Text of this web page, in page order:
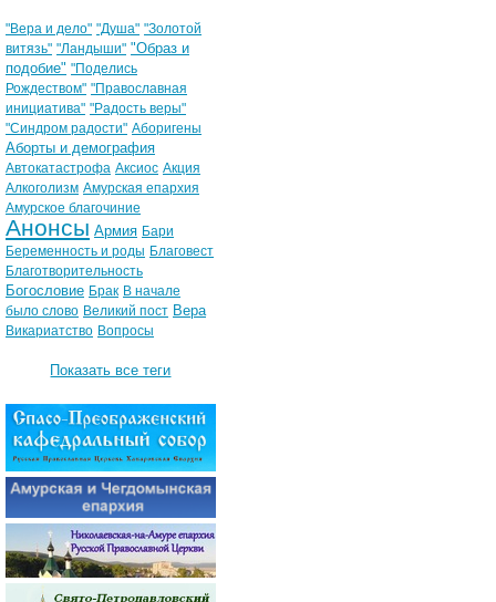
"Вера и дело" "Душа" "Золотой
витязь" "Ландыши" "Образ и
подобие" "Поделись
Рождеством" "Православная
инициатива" "Радость веры"
"Синдром радости" Аборигены
Аборты и демография
Автокатастрофа Аксиос Акция
Алкоголизм Амурская епархия
Амурское благочиние
Анонсы Армия Бари
Беременность и роды Благовест
Благотворительность
Богословие Брак В начале
было слово Великий пост Вера
Викариатство Вопросы
Показать все теги